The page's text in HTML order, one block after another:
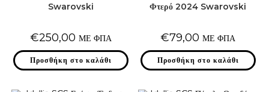
Swarovski
€250,00 ΜΕ ΦΠΑ
Προσθήκη στο καλάθι
Φτερό 2024 Swarovski
€79,00 ΜΕ ΦΠΑ
Προσθήκη στο καλάθι